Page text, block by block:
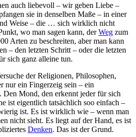
auch liebevoll – wir geben Liebe –
sie in denselben Maße – in einer
Weise – die … sich wirklich nicht
wo man sagen kann, derWeg zum
Arten zu beschreiten, aber man kann
– den letzten Schritt – oder die letzten
sich ganz alleine tun.
der Religionen, Philosophen,
nur ein Fingerzeig sein – ein
Mond, den erkennt jeder für sich
ist eigentlich tatsächlich soo einfach –
ist. Es ist wirklich wie – wenn man
nicht sieht. Es liegt auf der Hand, es ist
Denken. Das ist der Grund.